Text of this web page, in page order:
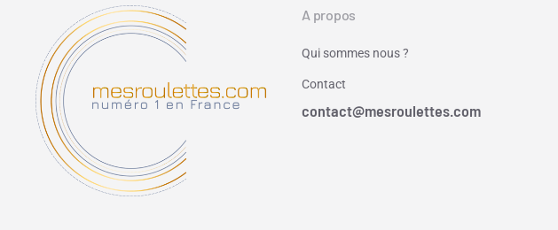
A propos
Qui sommes nous ?
Contact
contact@mesroulettes.com